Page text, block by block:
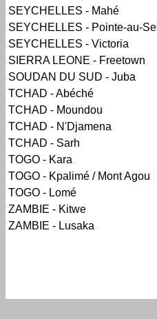
SEYCHELLES - Mahé
SEYCHELLES - Pointe-au-Sel
SEYCHELLES - Victoria
SIERRA LEONE - Freetown
SOUDAN DU SUD - Juba
TCHAD - Abéché
TCHAD - Moundou
TCHAD - N'Djamena
TCHAD - Sarh
TOGO - Kara
TOGO - Kpalimé / Mont Agou
TOGO - Lomé
ZAMBIE - Kitwe
ZAMBIE - Lusaka